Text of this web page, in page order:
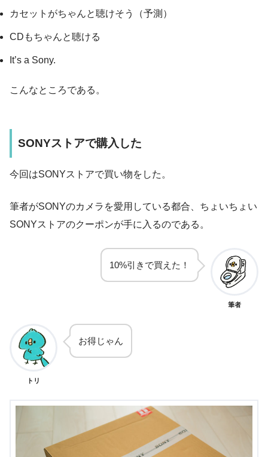
カセットがちゃんと聴けそう（予測）
CDもちゃんと聴ける
It’s a Sony.
こんなところである。
SONYストアで購入した
今回はSONYストアで買い物をした。
筆者がSONYのカメラを愛用している都合、ちょいちょい
SONYストアのクーポンが手に入るのである。
10%引きで買えた！
筆者
トリ
お得じゃん